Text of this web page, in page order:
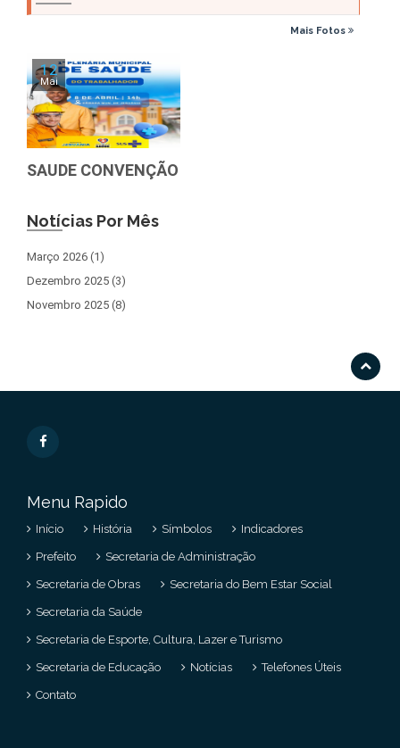
Mais Fotos
12
Mai
SAUDE CONVENÇÃO
Notícias Por Mês
Março 2026 (1)
Dezembro 2025 (3)
Novembro 2025 (8)
Menu Rapido
Início História Símbolos Indicadores
Prefeito Secretaria de Administração
Secretaria de Obras Secretaria do Bem Estar Social
Secretaria da Saúde
Secretaria de Esporte, Cultura, Lazer e Turismo
Secretaria de Educação Notícias Telefones Úteis
Contato